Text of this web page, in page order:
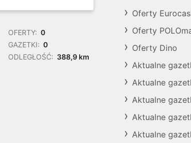
OFERTY: 0
GAZETKI: 0
ODLEGŁOŚĆ: 388,9 km
Oferty
Oferty
Oferty Dino
Aktualne
Aktualne
Aktualne
Aktualne
Aktualne